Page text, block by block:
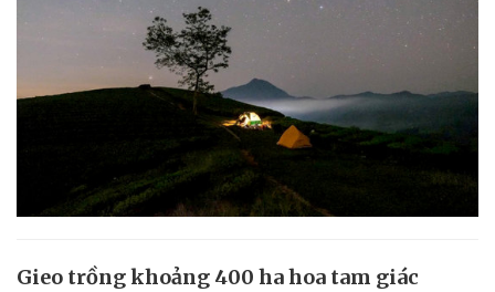
Gieo trồng khoảng 400 ha hoa tam giác